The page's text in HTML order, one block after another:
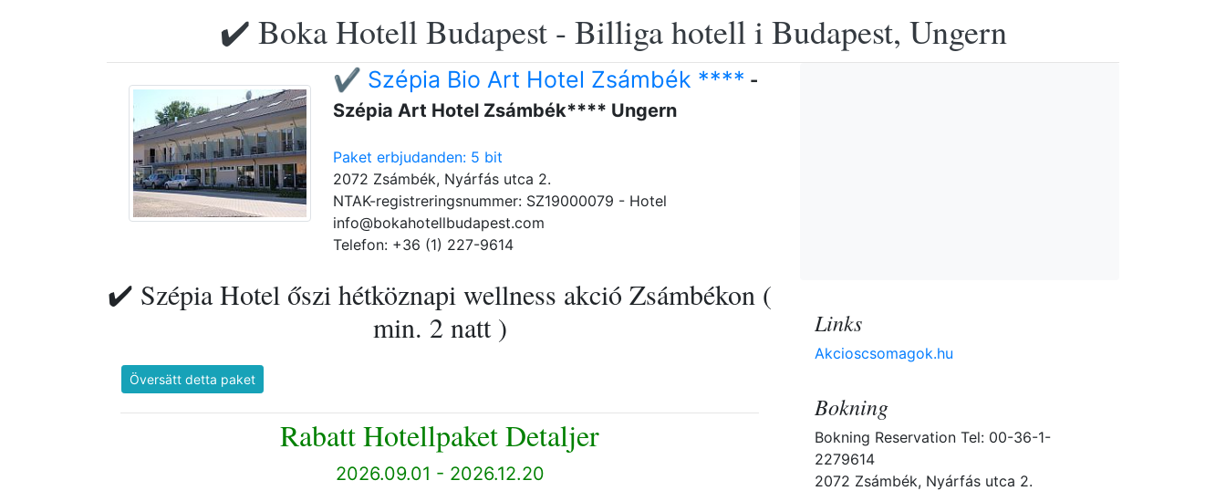
✔️ Boka Hotell Budapest - Billiga hotell i Budapest, Ungern
✔️ Szépia Bio Art Hotel Zsámbék **** -
Szépia Art Hotel Zsámbék**** Ungern
Paket erbjudanden: 5 bit
2072 Zsámbék, Nyárfás utca 2.
NTAK-registreringsnummer: SZ19000079 - Hotel
info@bokahotellbudapest.com
Telefon: +36 (1) 227-9614
✔️ Szépia Hotel őszi hétköznapi wellness akció Zsámbékon (
min. 2 natt )
Översätt detta paket
Rabatt Hotellpaket Detaljer
2026.09.01 - 2026.12.20
Links
Akcioscsomagok.hu
Bokning
Bokning Reservation Tel: 00-36-1-
2279614
2072 Zsámbék, Nyárfás utca 2.